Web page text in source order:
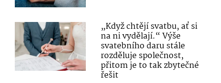
„Když chtějí svatbu, ať si
na ni vydělají.“ Výše
svatebního daru stále
rozděluje společnost,
přitom je to tak zbytečné
řešit